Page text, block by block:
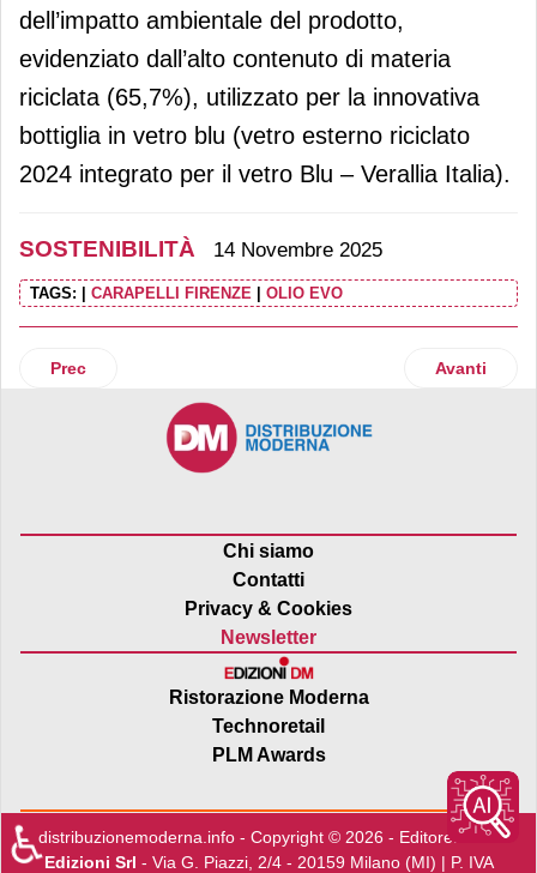
dell’impatto ambientale del prodotto,
evidenziato dall’alto contenuto di materia
riciclata (65,7%), utilizzato per la innovativa
bottiglia in vetro blu (vetro esterno riciclato
2024 integrato per il vetro Blu – Verallia Italia).
SOSTENIBILITÀ 14 Novembre 2025
TAGS: CARAPELLI FIRENZE OLIO EVO
Articolo precedente: Lactalis presenta il programma
Prec Articolo
Avanti
Chi siamo
Contatti
Privacy & Cookies
Newsletter
Ristorazione Moderna
Technoretail
PLM Awards
distribuzionemoderna.info - Copyright © 2026 - Editore:Edra
Edizioni Srl - Via G. Piazzi, 2/4 - 20159 Milano (MI) | P. IVA